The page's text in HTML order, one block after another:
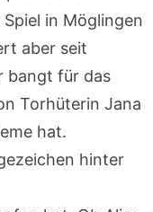
in Möglingen
aber seit
bangt für das
Torhüterin Jana
hat.
hinter